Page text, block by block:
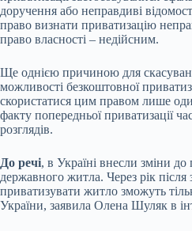
доручення або неправдиві
право визнати приватизацію
право власності – недійсним.
Ще однією причиною для
можливості безкоштовної
скористатися цим правом лише
факту попередньої приватизації
розглядів.
До речі, в Україні внесли зміни до
державного житла. Через рік після
приватизувати житло зможуть
України, заявила Олена Шуляк в